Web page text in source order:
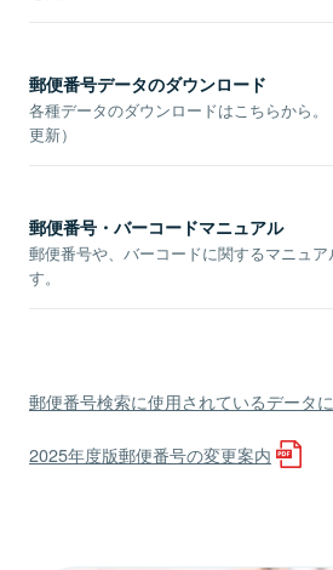
郵便番号データのダウンロード
各種データのダウンロードはこちらから。
更新）
郵便番号・バーコードマニュアル
郵便番号や、バーコードに関するマニュア
す。
郵便番号検索に使用されているデータ
2025年度版郵便番号の変更案内